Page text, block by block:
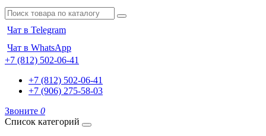
Чат в Telegram
Чат в WhatsApp
+7 (812) 502-06-41
+7 (812) 502-06-41
+7 (906) 275-58-03
Звоните 0
Список категорий